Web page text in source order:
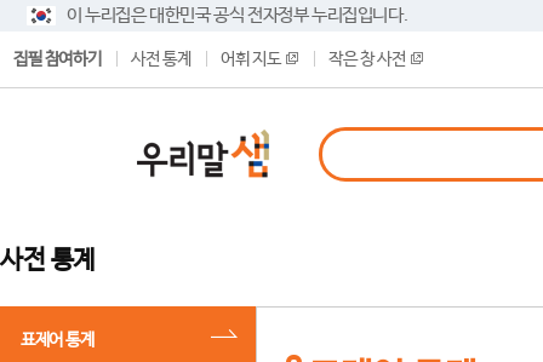
이 누리집은 대한민국 공식 전자정부 누리집입니다.
집필 참여하기 사전 통계 어휘 지도 작은 창 사전
사전 통계
표제어 통계